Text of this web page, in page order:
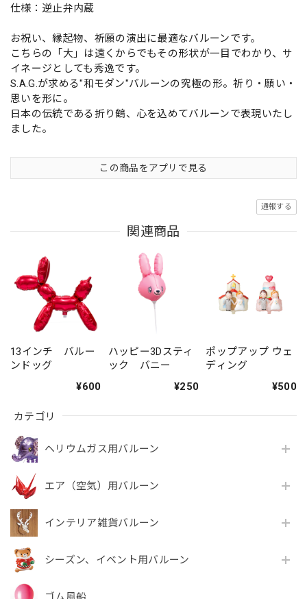
カテゴリ
ヘリウムガス用バルーン
エア（空気）用バルーン
インテリア雑貨バルーン
シーズン、イベント用バルーン
仕様：逆止弁内蔵
お祝い、縁起物、祈願の演出に最適なバルーンです。
こちらの「大」は遠くからでもその形状が一目でわかり、サ
イネージとしても秀逸です。
S.A.G.が求める"和モダン"バルーンの究極の形。祈り・願い・
思いを形に。
日本の伝統である折り鶴、心を込めてバルーンで表現いたし
ました。
この商品をアプリで見る
通報する
関連商品
13インチ バルー
ンドッグ
¥600
ハッピー3Dスティ
ック バニー
¥250
ポップアップ ウェ
ディング
¥500